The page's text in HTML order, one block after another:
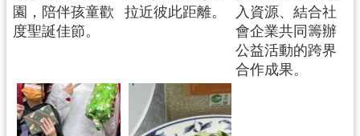
園，陪伴孩童歡
度聖誕佳節。
拉近彼此距離。
入資源、結合社
會企業共同籌辦
公益活動的跨界
合作成果。